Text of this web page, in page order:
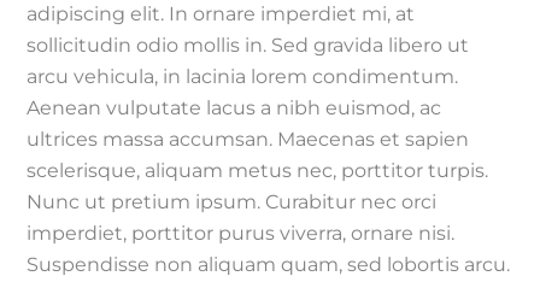
adipiscing elit. In ornare imperdiet mi, at
sollicitudin odio mollis in. Sed gravida libero ut
arcu vehicula, in lacinia lorem condimentum.
Aenean vulputate lacus a nibh euismod, ac
ultrices massa accumsan. Maecenas et sapien
scelerisque, aliquam metus nec, porttitor turpis.
Nunc ut pretium ipsum. Curabitur nec orci
imperdiet, porttitor purus viverra, ornare nisi.
Suspendisse non aliquam quam, sed lobortis arcu.